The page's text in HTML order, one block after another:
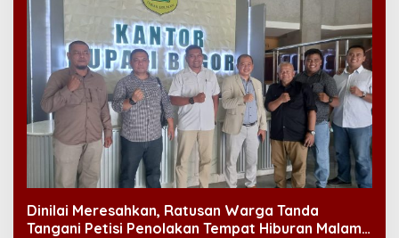
Dinilai Meresahkan, Ratusan Warga Tanda
Tangani Petisi Penolakan Tempat Hiburan Malam